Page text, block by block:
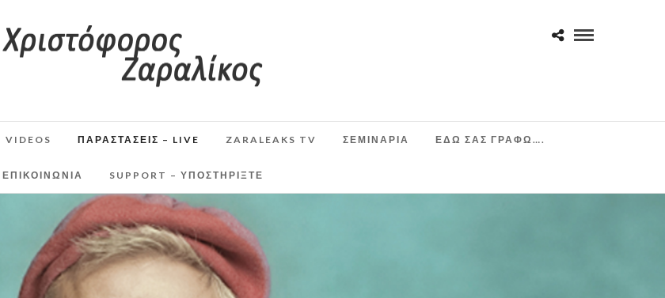
VIDEOS ΠΑΡΑΣΤΆΣΕΙΣ – LIVE ZARALEAKS TV ΣΕΜΙΝΆΡΙΑ ΕΔΩ ΣΑΣ ΓΡΑΦΩ….
ΕΠΙΚΟΙΝΩΝΙΑ SUPPORT – ΥΠΟΣΤΗΡΊΞΤΕ